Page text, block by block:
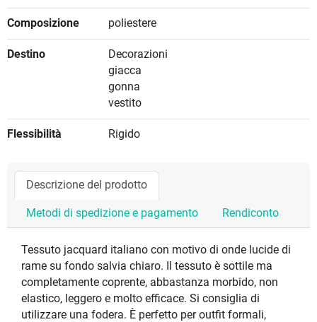
Composizione poliestere
Destino
Decorazioni
giacca
gonna
vestito
Flessibilità Rigido
Descrizione del prodotto
Metodi di spedizione e pagamento Rendiconto
Tessuto jacquard italiano con motivo di onde lucide di
rame su fondo salvia chiaro. Il tessuto è sottile ma
completamente coprente, abbastanza morbido, non
elastico, leggero e molto efficace. Si consiglia di
utilizzare una fodera. È perfetto per outfit formali,